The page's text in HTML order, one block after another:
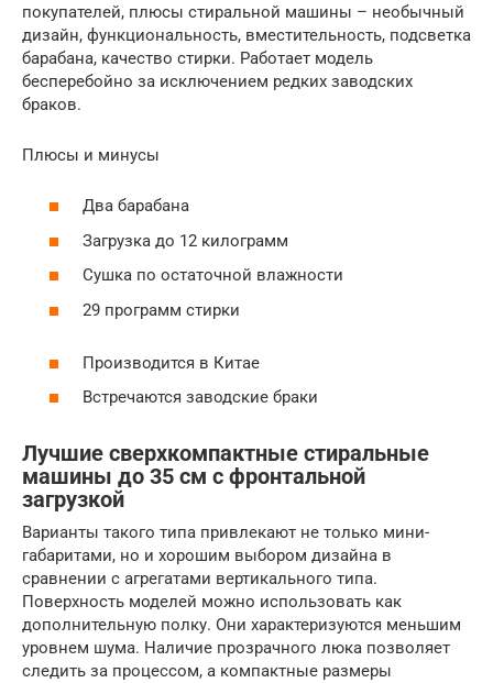
покупателей, плюсы стиральной машины – необычный
дизайн, функциональность, вместительность, подсветка
барабана, качество стирки. Работает модель
бесперебойно за исключением редких заводских
браков.
Плюсы и минусы
Два барабана
Загрузка до 12 килограмм
Сушка по остаточной влажности
29 программ стирки
Производится в Китае
Встречаются заводские браки
Лучшие сверхкомпактные стиральные
машины до 35 см с фронтальной
загрузкой
Варианты такого типа привлекают не только мини-
габаритами, но и хорошим выбором дизайна в
сравнении с агрегатами вертикального типа.
Поверхность моделей можно использовать как
дополнительную полку. Они характеризуются меньшим
уровнем шума. Наличие прозрачного люка позволяет
следить за процессом, а компактные размеры